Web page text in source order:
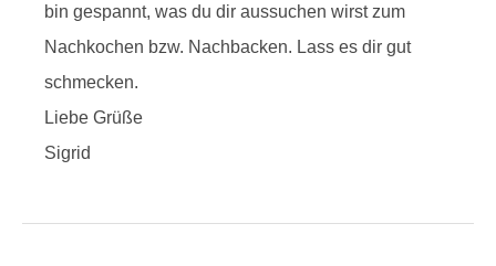
bin gespannt, was du dir aussuchen wirst zum
Nachkochen bzw. Nachbacken. Lass es dir gut
schmecken.
Liebe Grüße
Sigrid